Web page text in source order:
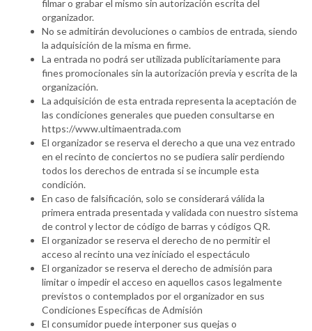
filmar o grabar el mismo sin autorización escrita del
organizador.
No se admitirán devoluciones o cambios de entrada, siendo
la adquisición de la misma en firme.
La entrada no podrá ser utilizada publicitariamente para
fines promocionales sin la autorización previa y escrita de la
organización.
La adquisición de esta entrada representa la aceptación de
las condiciones generales que pueden consultarse en
https://www.ultimaentrada.com
El organizador se reserva el derecho a que una vez entrado
en el recinto de conciertos no se pudiera salir perdiendo
todos los derechos de entrada si se incumple esta
condición.
En caso de falsificación, solo se considerará válida la
primera entrada presentada y validada con nuestro sistema
de control y lector de código de barras y códigos QR.
El organizador se reserva el derecho de no permitir el
acceso al recinto una vez iniciado el espectáculo
El organizador se reserva el derecho de admisión para
limitar o impedir el acceso en aquellos casos legalmente
previstos o contemplados por el organizador en sus
Condiciones Específicas de Admisión
El consumidor puede interponer sus quejas o